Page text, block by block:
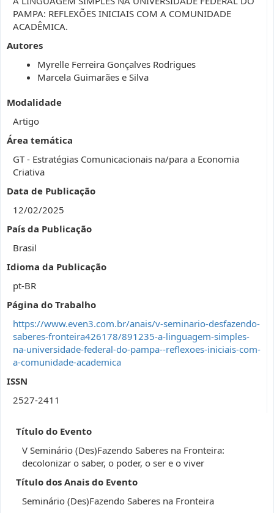
PAMPA: REFLEXÕES INICIAIS COM A COMUNIDADE
ACADÊMICA.
Autores
Myrelle Ferreira Gonçalves Rodrigues
Marcela Guimarães e Silva
Modalidade
Artigo
Área temática
GT - Estratégias Comunicacionais na/para a Economia
Criativa
Data de Publicação
12/02/2025
País da Publicação
Brasil
Idioma da Publicação
pt-BR
Página do Trabalho
https://www.even3.com.br/anais/v-seminario-desfazendo-
saberes-fronteira426178/891235-a-linguagem-simples-
na-universidade-federal-do-pampa--reflexoes-iniciais-com-
a-comunidade-academica
ISSN
2527-2411
Título do Evento
V Seminário (Des)Fazendo Saberes na Fronteira:
decolonizar o saber, o poder, o ser e o viver
Título dos Anais do Evento
Seminário (Des)Fazendo Saberes na Fronteira